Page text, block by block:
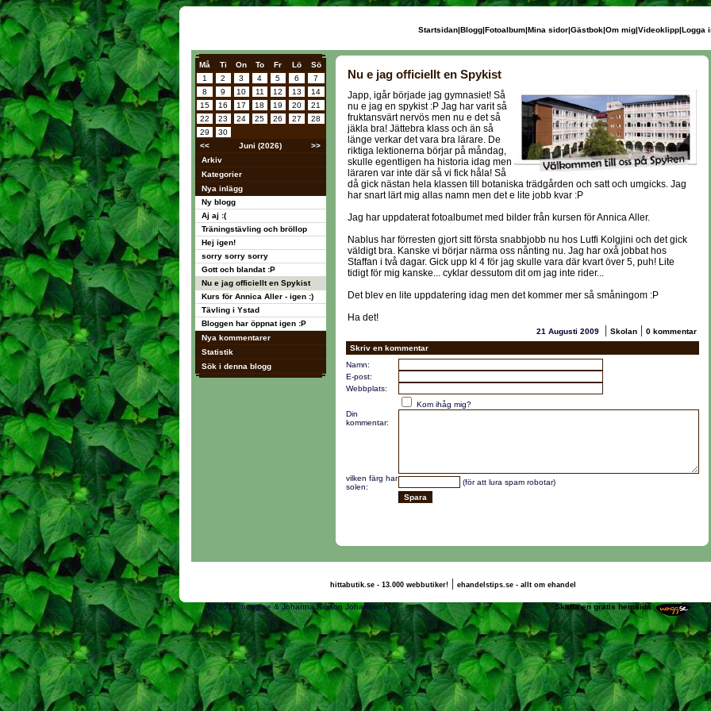
Startsidan|Blogg|Fotoalbum|Mina sidor|Gästbok|Om mig|Videoklipp|Logga
Må Ti On To Fr Lö
Sö
1
2 3 4 5 6
7
8
9 10 11 12 13
14
15
16 17 18 19 20
21
22
23 24 25 26 27
28
29
30
<<
Juni (2026)
>>
Arkiv
Kategorier
Nya inlägg
Ny blogg
Aj aj :(
Träningstävling och bröllop
Hej igen!
sorry sorry sorry
Gott och blandat :P
Nu e jag officiellt en Spykist
Kurs för Annica Aller - igen :)
Tävling i Ystad
Bloggen har öppnat igen :P
Nya kommentarer
Statistik
Sök i denna blogg
Nu e jag officiellt en Spykist
Japp, igår började jag gymnasiet! Så
nu e jag en spykist :P Jag har varit så
fruktansvärt nervös men nu e det så
jäkla bra! Jättebra klass och än så
länge verkar det vara bra lärare. De
riktiga lektionerna börjar på måndag,
skulle egentligen ha historia idag men
läraren var inte där så vi fick håla! Så
då gick nästan hela klassen till botaniska trädgården och satt och umgicks. Jag
har snart lärt mig allas namn men det e lite jobb kvar :P
Jag har uppdaterat fotoalbumet med bilder från kursen för Annica Aller.
Nablus har förresten gjort sitt första snabbjobb nu hos Lutfi Kolgjini och det gick
väldigt bra. Kanske vi börjar närma oss nånting nu. Jag har oxå jobbat hos
Staffan i två dagar. Gick upp kl 4 för jag skulle vara där kvart över 5, puh! Lite
tidigt för mig kanske... cyklar dessutom dit om jag inte rider...
Det blev en lite uppdatering idag men det kommer mer så småningom :P
Ha det!
21 Augusti 2009 | Skolan | 0 kommentar
Skriv en kommentar
Namn:
E-post:
Webbplats:
Kom ihåg mig?
Din
kommentar:
vilken färg har
solen:
(för att lura spam robotar)
hittabutik.se - 13.000 webbutiker!| ehandelstips.se - allt om ehandel
(c) 2011, nogg.se & Johanna Nilsson Johansson Skaffa en gratis hemsida